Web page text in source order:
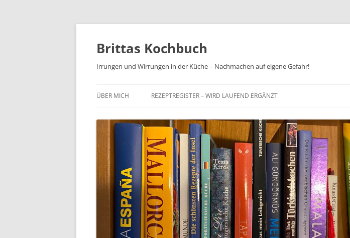
Brittas Kochbuch
Irrungen und Wirrungen in der Küche – Nachmachen auf eigene Gefahr!
ÜBER MICH REZEPTREGISTER – WIRD LAUFEND ERGÄNZT